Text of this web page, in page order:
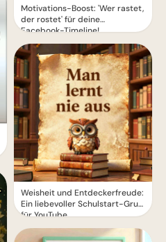
Motivations-Boost: 'Wer rastet,
der rostet' für deine
Facebook-Timeline!
Weisheit und Entdeckerfreude:
Ein liebevoller Schulstart-Gruß
für YouTube